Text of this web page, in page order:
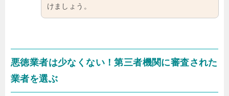
けましょう。
悪徳業者は少なくない！第三者機関に審査された
業者を選ぶ